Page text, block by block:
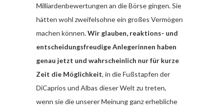
Milliardenbewertungen an die Börse gingen. Sie
hätten wohl zweifelsohne ein großes Vermögen
machen können.Wir glauben, reaktions- und
entscheidungsfreudige Anlegerinnen haben
genau jetzt und wahrscheinlich nur für kurze
Zeit die Möglichkeit, in die Fußstapfen der
DiCaprios und Albas dieser Welt zu treten,
wenn sie die unserer Meinung ganz erhebliche